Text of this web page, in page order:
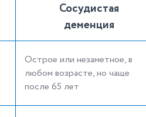
Сосудистая
деменция
Острое или незаметное, в
любом возрасте, но чаще
после 65 лет